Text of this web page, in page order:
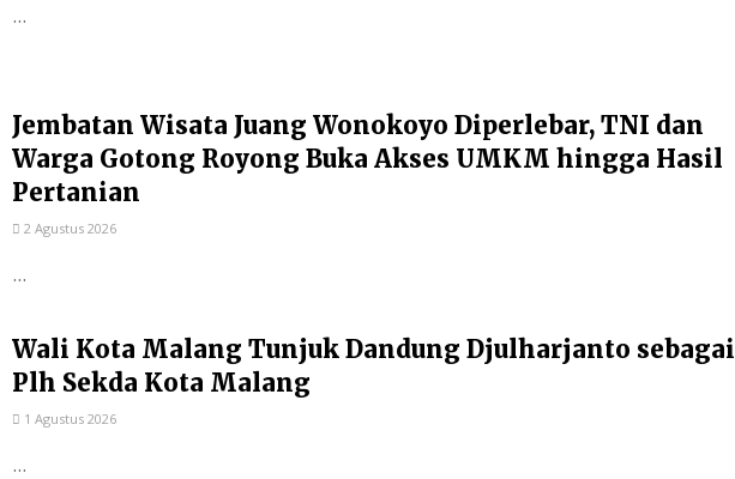
...
Jembatan Wisata Juang Wonokoyo Diperlebar, TNI dan
Warga Gotong Royong Buka Akses UMKM hingga Hasil
Pertanian
2 Agustus 2026
...
Wali Kota Malang Tunjuk Dandung Djulharjanto sebagai
Plh Sekda Kota Malang
1 Agustus 2026
...